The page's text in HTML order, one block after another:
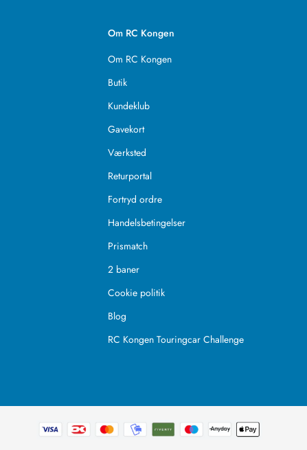
Om RC Kongen
Om RC Kongen
Butik
Kundeklub
Gavekort
Værksted
Returportal
Fortryd ordre
Handelsbetingelser
Prismatch
2 baner
Cookie politik
Blog
RC Kongen Touringcar Challenge